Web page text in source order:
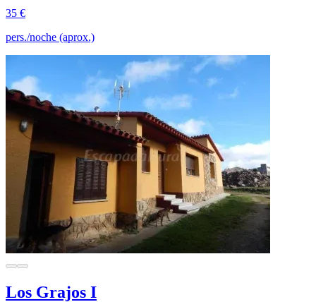
35 €
pers./noche (aprox.)
Los Grajos I